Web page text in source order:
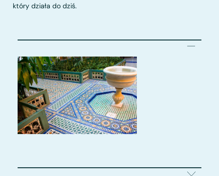
który działa do dziś.